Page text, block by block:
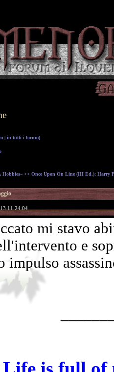
| in tutti i forum)
Hobbies~ >> Once Upon On Line (III Ed.): Harry
11:24:04
mi stavo
e
impulso